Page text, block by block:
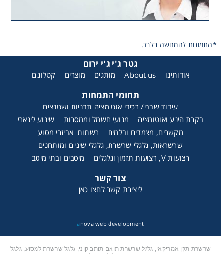
*התמונות להמחשה בלבד.
גטר ג'י ג'י ירום
אודותינו About us מותגים מוצרים קטלוגים
תחומי התמחות
עיבוד שבבי/ רכיבי אוטומציה תבניות ושטנצים
בקרת הינע ואוטומציה
מנועי חשמל וממסרות
שינוע לינארי
מקשרים, מצמדים ובלמים
רשתות ואביזרי מסוע
שרשראות, גלגלי שרשרת, גלגלי שיניים ומותחנים
רצועות V, רצועות תזמון וגלגלים
מיסבים ובתי מיסב
צור קשר
ליצירת קשר לחצו כאן
a nova web development
שרשראות סיבוביות HS880TAB
שרשראות נחשון HS1701TAB
שרשרת תקן אמריקאי, גלגל שרשרת תואם תותב קוני, גלגל שרשרת למסוע, גלגל